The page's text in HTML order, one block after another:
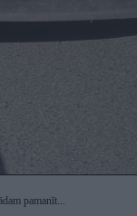
pamanīt...